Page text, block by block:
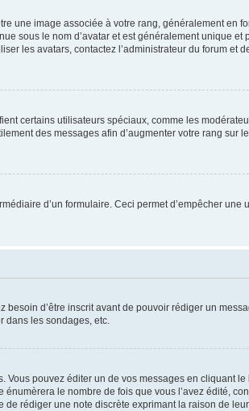
une image associée à votre rang, généralement en
sous le nom d’avatar et est généralement unique et
les avatars, contactez l’administrateur du forum et
certains utilisateurs spéciaux, comme les
des messages afin d’augmenter votre rang sur
d’un formulaire. Ceci permet d’empêcher
d’être inscrit avant de pouvoir rédiger un
dans les sondages, etc.
pouvez éditer un de vos messages en cliquant
le nombre de fois que vous l’avez édité,
de rédiger une note discrète exprimant la raison de